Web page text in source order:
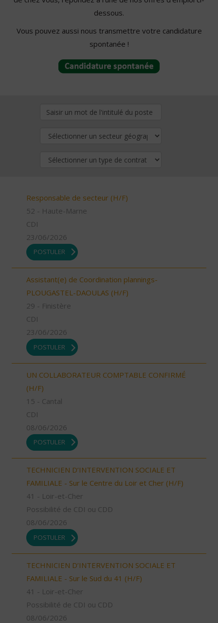
dessous.
Vous pouvez aussi nous transmettre votre candidature
spontanée !
Responsable de secteur (H/F)
52 - Haute-Marne
CDI
23/06/2026
POSTULER
Assistant(e) de Coordination plannings-
PLOUGASTEL-DAOULAS (H/F)
29 - Finistère
CDI
23/06/2026
POSTULER
UN COLLABORATEUR COMPTABLE CONFIRMÉ
(H/F)
15 - Cantal
CDI
08/06/2026
POSTULER
TECHNICIEN D’INTERVENTION SOCIALE ET
FAMILIALE - Sur le Centre du Loir et Cher (H/F)
41 - Loir-et-Cher
Possibilité de CDI ou CDD
08/06/2026
POSTULER
TECHNICIEN D’INTERVENTION SOCIALE ET
FAMILIALE - Sur le Sud du 41 (H/F)
41 - Loir-et-Cher
Possibilité de CDI ou CDD
08/06/2026